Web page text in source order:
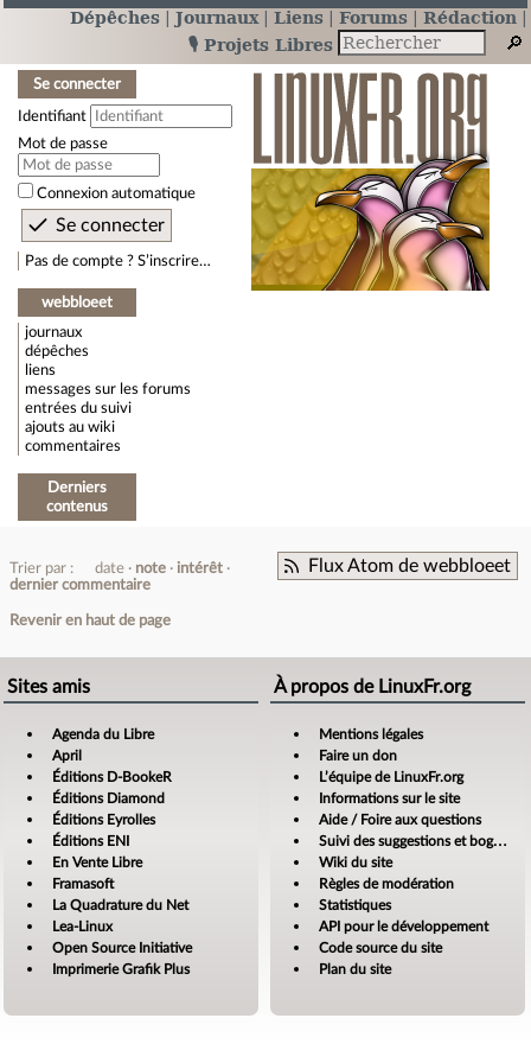
Dépêches Journaux Liens Forums
Rédaction
🎙️ Projets Libres
Se connecter
Identifiant
Mot de passe
Connexion automatique
Pas de compte ? S’inscrire…
webbloeet
journaux
dépêches
liens
messages sur les forums
entrées du suivi
ajouts au wiki
commentaires
Derniers
contenus
Flux Atom de webbloeet
Trier par : date note
intérêt
dernier commentaire
Revenir en haut de page
Sites amis
Agenda du Libre
April
Éditions D-BookeR
Éditions Diamond
Éditions Eyrolles
Éditions ENI
En Vente Libre
Framasoft
La Quadrature du Net
Lea-Linux
Open Source Initiative
Imprimerie Grafik Plus
À propos de LinuxFr.org
Mentions légales
Faire un don
L’équipe de LinuxFr.org
Informations sur le site
Aide / Foire aux questions
Suivi des suggestions et bogues
Wiki du site
Règles de modération
Statistiques
API pour le développement
Code source du site
Plan du site